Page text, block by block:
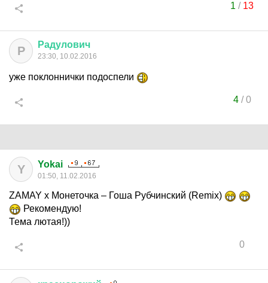
1 / 13
Р Радулович
23:30, 10.02.2016
уже поклоннички подоспели
4/0
Y Yokai
01:50, 11.02.2016
ZAMAY x Монеточка – Гоша Рубчинский (Remix)
Рекомендую!
Тема лютая!))
0